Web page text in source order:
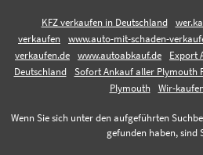
KFZ verkaufen in Deutschland
verkaufen
www.auto-mit-schaden-
verkaufen.de
www.autoabkauf.de
Export
Deutschland
Sofort Ankauf aller Plymouth
Plymouth
Wir-
Wenn Sie sich unter den aufgeführten
gefunden haben, sind